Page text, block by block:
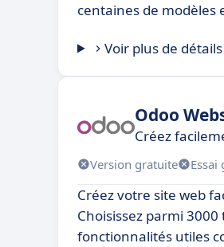
centaines de modèles
Voir plus de détails
Odoo
Créez
Version gratuite Essai
Créez votre site web
Choisissez parmi
fonctionnalités utiles